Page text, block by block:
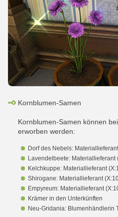
Kornblumen-Samen
Kornblumen-Samen können
erworben werden:
Dorf des Nebels:
Lavendelbeete: Materiallieferant
Kelchkuppe: Materiallieferant
Shirogane: Materiallieferant
Empyreum: Materiallieferant
Krämer in den Unterkünften
Neu-Gridania: Blumenhändlerin